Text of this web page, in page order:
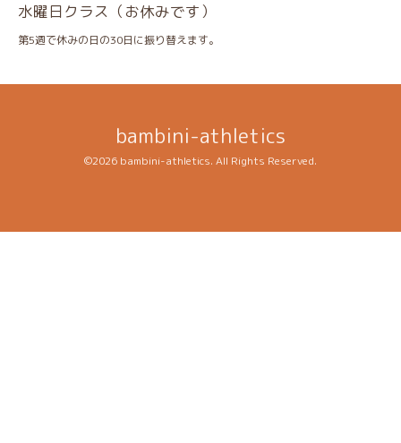
水曜日クラス（お休みです）
第5週で休みの日の30日に振り替えます。
bambini-athletics
©2026 bambini-athletics. All Rights Reserved.